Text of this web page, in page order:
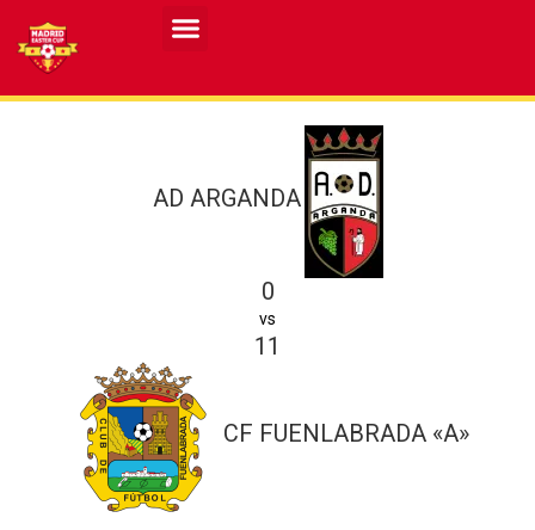
AD ARGANDA
0
vs
11
CF FUENLABRADA «A»